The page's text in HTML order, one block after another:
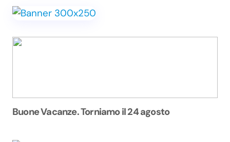
Buone Vacanze. Torniamo il 24 agosto